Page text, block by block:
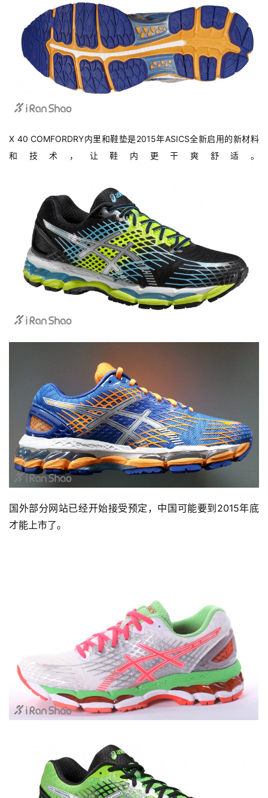
察
练
集
X 40 COMFORDRY内里和鞋垫是2015年ASICS全新启用的新材料
和技术，让鞋内更干爽舒适。
国外部分网站已经开始接受预定，中国可能要到2015年底
才能上市了。